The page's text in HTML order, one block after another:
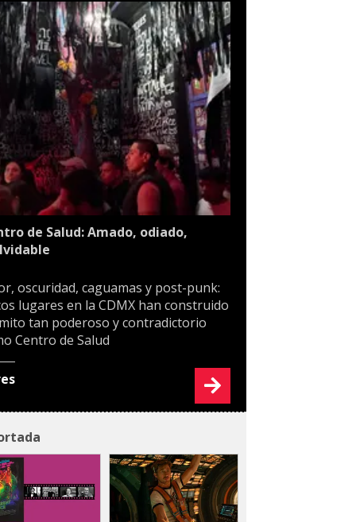
de Salud: Amado, odiado,
oscuridad, caguamas y post-punk:
lugares en la CDMX han construido
tan poderoso y contradictorio
Centro de Salud